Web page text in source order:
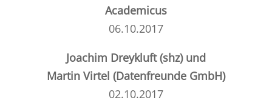
Academicus
06.10.2017
Joachim Dreykluft(shz)und
Martin Virtel (Datenfreunde GmbH)
02.10.2017